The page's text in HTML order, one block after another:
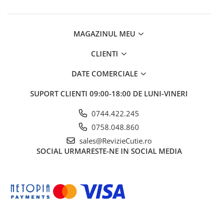
MAGAZINUL MEU
CLIENTI
DATE COMERCIALE
SUPORT CLIENTI 09:00-18:00 DE LUNI-VINERI
0744.422.245
0758.048.860
sales@RevizieCutie.ro
SOCIAL URMARESTE-NE IN SOCIAL MEDIA